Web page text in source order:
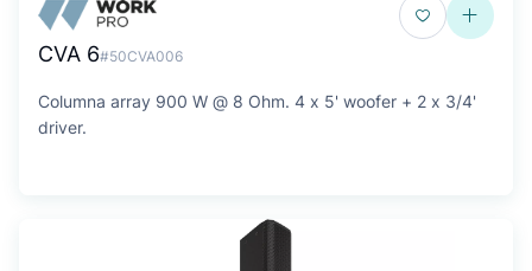
CVA 6#50CVA006
Columna array 900 W @ 8 Ohm. 4 x 5' woofer + 2 x 3/4'
driver.